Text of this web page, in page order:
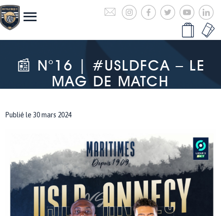
📰 N°16 | #USLDFCA – LE
MAG DE MATCH
Publié le 30 mars 2024